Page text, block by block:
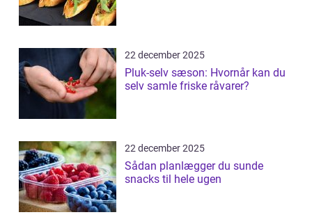
22 december 2025
Pluk-selv sæson: Hvornår kan du
selv samle friske råvarer?
22 december 2025
Sådan planlægger du sunde
snacks til hele ugen